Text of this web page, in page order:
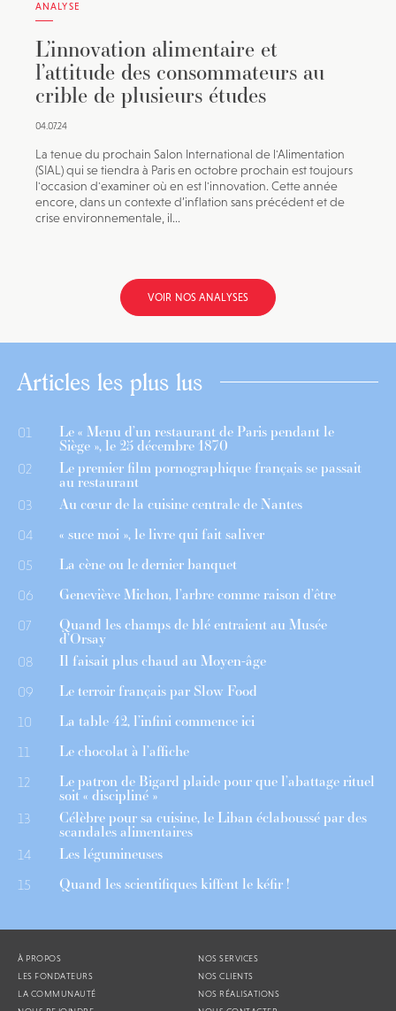
ANALYSE
L’innovation alimentaire et
l’attitude des consommateurs au
crible de plusieurs études
04.07.24
La tenue du prochain Salon International de l'Alimentation
(SIAL) qui se tiendra à Paris en octobre prochain est toujours
l'occasion d'examiner où en est l'innovation. Cette année
encore, dans un contexte d’inflation sans précédent et de
crise environnementale, il...
VOIR NOS ANALYSES
Articles les plus lus
01 Le « Menu d’un restaurant de Paris pendant le
Siège », le 25 décembre 1870
02 Le premier film pornographique français se passait
au restaurant
03 Au cœur de la cuisine centrale de Nantes
04 « suce moi », le livre qui fait saliver
05 La cène ou le dernier banquet
06 Geneviève Michon, l’arbre comme raison d’être
07 Quand les champs de blé entraient au Musée
d’Orsay
08 Il faisait plus chaud au Moyen-âge
09 Le terroir français par Slow Food
10 La table 42, l’infini commence ici
11 Le chocolat à l’affiche
12 Le patron de Bigard plaide pour que l’abattage rituel
soit « discipliné »
13 Célèbre pour sa cuisine, le Liban éclaboussé par des
scandales alimentaires
14 Les légumineuses
15 Quand les scientifiques kiffent le kéfir !
À PROPOS
LES FONDATEURS
LA COMMUNAUTÉ
NOS SERVICES
NOS CLIENTS
NOS RÉALISATIONS